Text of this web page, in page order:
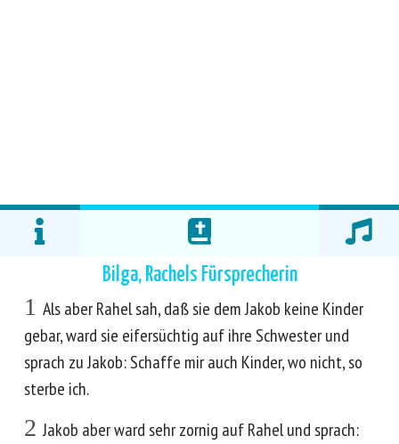
Bilga, Rachels Fürsprecherin
1 Als aber Rahel sah, daß sie dem Jakob keine Kinder
gebar, ward sie eifersüchtig auf ihre Schwester und
sprach zu Jakob: Schaffe mir auch Kinder, wo nicht, so
sterbe ich.
2 Jakob aber ward sehr zornig auf Rahel und sprach: